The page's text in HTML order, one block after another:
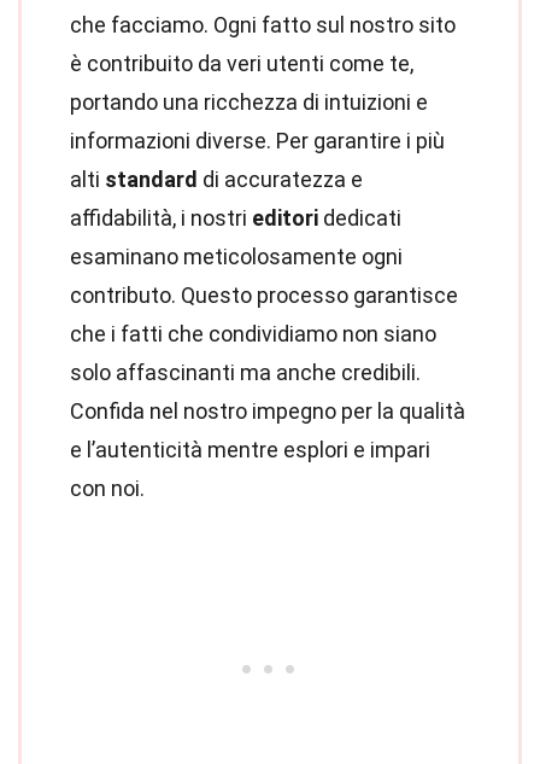
che facciamo. Ogni fatto sul nostro sito
è contribuito da veri utenti come te,
portando una ricchezza di intuizioni e
informazioni diverse. Per garantire i più
alti standard di accuratezza e
affidabilità, i nostri editori dedicati
esaminano meticolosamente ogni
contributo. Questo processo garantisce
che i fatti che condividiamo non siano
solo affascinanti ma anche credibili.
Confida nel nostro impegno per la qualità
e l’autenticità mentre esplori e impari
con noi.